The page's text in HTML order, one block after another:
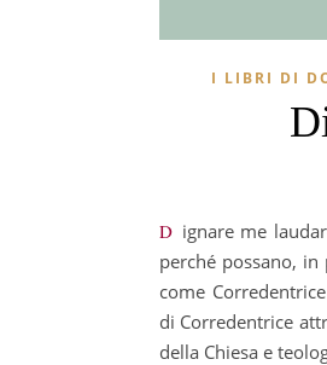
I LIBRI DI
Dignare me laudare Te, Virgo sacrata, da mihi virtutem contra hostes tuos: Catechismo per i semplici fedeli,
perché possano,
come
di Corredentrice
della Chiesa e